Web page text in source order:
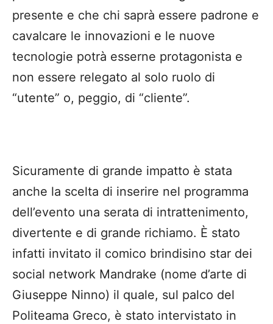
presente e che chi saprà essere padrone e
cavalcare le innovazioni e le nuove
tecnologie potrà esserne protagonista e
non essere relegato al solo ruolo di
“utente” o, peggio, di “cliente”.
Sicuramente di grande impatto è stata
anche la scelta di inserire nel programma
dell’evento una serata di intrattenimento,
divertente e di grande richiamo. È stato
infatti invitato il comico brindisino star dei
social network Mandrake (nome d’arte di
Giuseppe Ninno) il quale, sul palco del
Politeama Greco, è stato intervistato in